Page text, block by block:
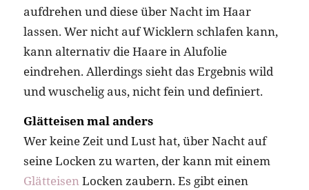
aufdrehen und diese über Nacht im Haar
lassen. Wer nicht auf Wicklern schlafen kann,
kann alternativ die Haare in Alufolie
eindrehen. Allerdings sieht das Ergebnis wild
und wuschelig aus, nicht fein und definiert.
Glätteisen mal anders
Wer keine Zeit und Lust hat, über Nacht auf
seine Locken zu warten, der kann mit einem
GlätteisenLocken zaubern. Es gibt einen